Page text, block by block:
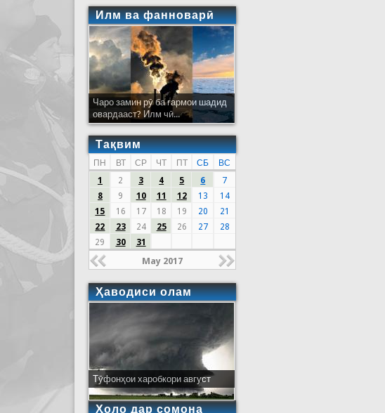
Илм ва фанноварӣ
Чаро замин рӯ ба гармои шадид
овардааст? Илм чӣ...
Тақвим
ПН ВТ СР ЧТ ПТ СБ
ВС
1
2 3 4 5 6
7
8
9 10 11 12 13
14
15
16 17 18 19 20
21
22
23 24 25 26 27
28
29
30 31
May 2017
Ҳаводиси олам
Тӯфонҳои харобкори август
Ҳоло дар сомона